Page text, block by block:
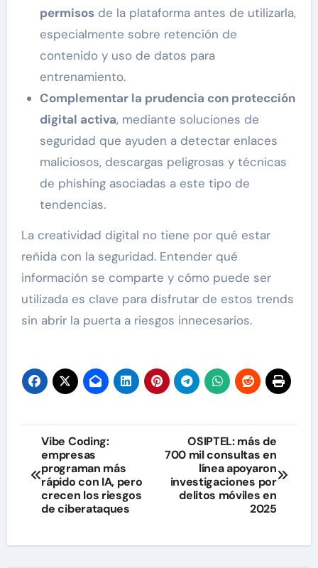
permisosde la plataforma antes de utilizarla,
especialmente sobre retención de
contenido y uso de datos para
entrenamiento.
Complementar la prudencia con protección
digital activa, mediante soluciones de
seguridad que ayuden a detectar enlaces
maliciosos, descargas peligrosas y técnicas
de phishing asociadas a este tipo de
tendencias.
La creatividad digital no tiene por qué estar
reñida con la seguridad. Entender qué
información se comparte y cómo puede ser
utilizada es clave para disfrutar de estos trends
sin abrir la puerta a riesgos innecesarios.
Navegación
de
entradas
Vibe Coding:
empresas
programan más
rápido con IA, pero
crecen los riesgos
de ciberataques
OSIPTEL: más de
700 mil consultas en
línea apoyaron
investigaciones por
delitos móviles en
2025